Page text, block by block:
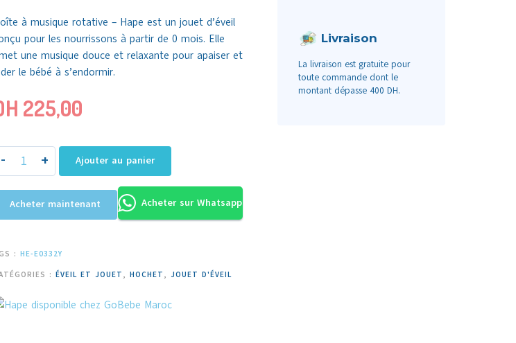
à musique rotative – Hape est un jouet d’éveil
pour les nourrissons à partir de 0 mois. Elle
une musique douce et relaxante pour apaiser et
le bébé à s’endormir.
225,00
- + Ajouter au panier
Acheter maintenant Acheter sur Whatsapp
: HE-E0332Y
: ÉVEIL ET JOUET , HOCHET , JOUET D'ÉVEIL
Livraison
La livraison est gratuite pour
toute commande dont le
montant dépasse 400 DH.